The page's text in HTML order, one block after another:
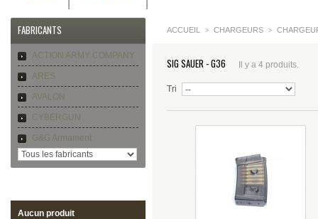
FABRICANTS
ACTION ARMY COMPANY
ARES
AVALON
CYBERGUN
G&G Armament
Aucun produit
ACCUEIL > CHARGEURS >
SIG SAUER - G36 Il y a 4 produits.
Tri